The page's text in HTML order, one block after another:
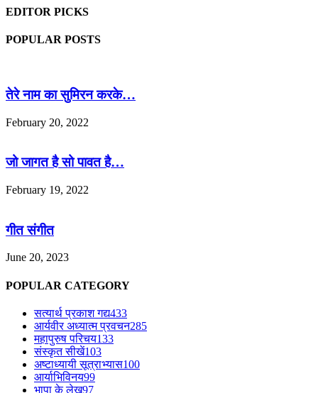
EDITOR PICKS
POPULAR POSTS
तेरे नाम का सुमिरन करके…
February 20, 2022
जो जागत है सो पावत है…
February 19, 2022
गीत संगीत
June 20, 2023
POPULAR CATEGORY
सत्यार्थ प्रकाश गद्य433
आर्यवीर अध्यात्म प्रवचन285
महापुरुष परिचय133
संस्कृत सीखें103
अष्टाध्यायी सूत्राभ्यास100
आर्याभिविनय99
भापा के लेख97